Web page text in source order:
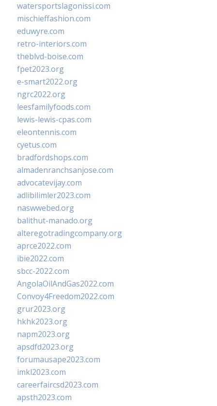
watersportslagonissi.com
mischieffashion.com
eduwyre.com
retro-interiors.com
theblvd-boise.com
fpet2023.org
e-smart2022.org
ngrc2022.org
leesfamilyfoods.com
lewis-lewis-cpas.com
eleontennis.com
cyetus.com
bradfordshops.com
almadenranchsanjose.com
advocatevijay.com
adlibilimler2023.com
naswwebed.org
balithut-manado.org
alteregotradingcompany.org
aprce2022.com
ibie2022.com
sbcc-2022.com
AngolaOilAndGas2022.com
Convoy4Freedom2022.com
grur2023.org
hkhk2023.org
napm2023.org
apsdfd2023.org
forumausape2023.com
imkl2023.com
careerfaircsd2023.com
apsth2023.com